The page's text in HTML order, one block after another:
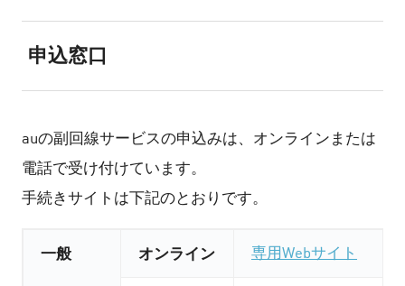
申込窓口
auの副回線サービスの申込みは、オンラインまたは
電話で受け付けています。
手続きサイトは下記のとおりです。
一般 オンライン 専用Webサイト